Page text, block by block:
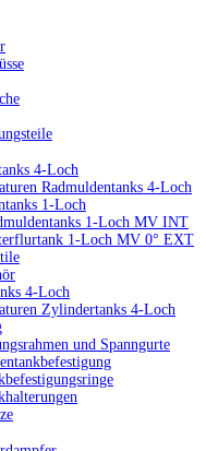
4-Loch
Radmuldentanks 4-Loch
1-Loch
1-Loch MV INT
1-Loch MV 0° EXT
4-Loch
Zylindertanks 4-Loch
und Spanngurte